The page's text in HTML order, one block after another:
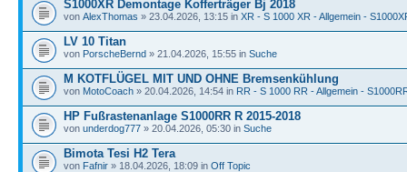
S1000XR Demontage Kofferträger Bj 2018
von AlexThomas » 23.04.2026, 13:15 in XR - S 1000 XR - Allgemein -
LV 10 Titan
von PorscheBernd » 21.04.2026, 15:55 in Suche
M KOTFLÜGEL MIT UND OHNE Bremsenkühlung
von MotoCoach » 20.04.2026, 14:54 in RR - S 1000 RR - Allgemein -
HP Fußrastenanlage S1000RR R 2015-2018
von underdog777 » 20.04.2026, 05:30 in Suche
Bimota Tesi H2 Tera
von Fafnir » 18.04.2026, 18:09 in Off Topic